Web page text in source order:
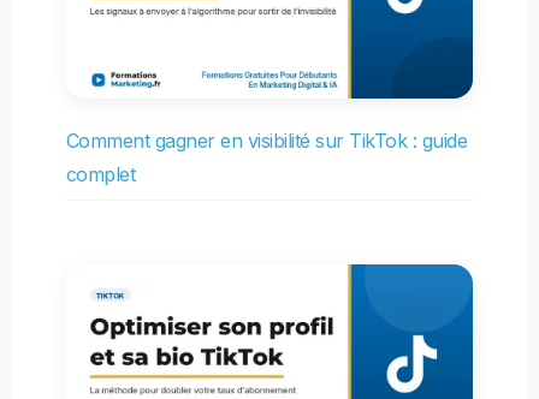
Comment gagner en visibilité sur TikTok : guide
complet